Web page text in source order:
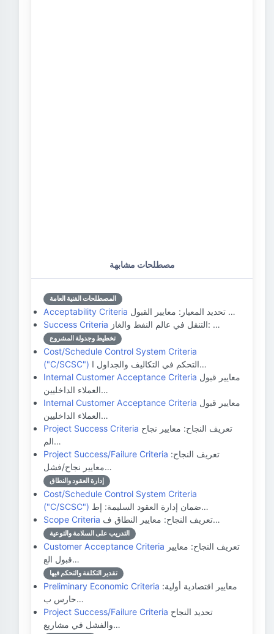
مصطلحات مشابهة
المصطلحات الفنية العامة
Acceptability Criteria
تحديد المعيار: معايير القبول …
Success Criteria
التنقل في عالم النفط والغاز: …
تخطيط وجدولة المشروع
Cost/Schedule Control System Criteria
("C/SCSC")
التحكم في التكاليف والجداول ا…
Internal Customer Acceptance Criteria
العملاء الداخليين…
Internal Customer Acceptance Criteria
العملاء الداخليين…
Project Success Criteria
الم…
Project Success/Failure Criteria
معايير نجاح/فشل…
إدارة العقود والنطاق
Cost/Schedule Control System Criteria
("C/SCSC")
ضمان إدارة العقود السليمة: إط…
Scope Criteria
تعريف النجاح: معايير النطاق ف…
التدريب على السلامة والتوعية
Customer Acceptance Criteria
قبول الع…
تقدير التكلفة والتحكم فيها
Preliminary Economic Criteria
حارس ب…
Project Success/Failure Criteria
والفشل في مشاريع…